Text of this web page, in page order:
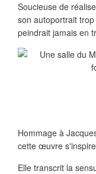
Soucieuse de
son autoportrait
peindrait jamais en
Hommage à
cette œuvre
Elle transcrit la